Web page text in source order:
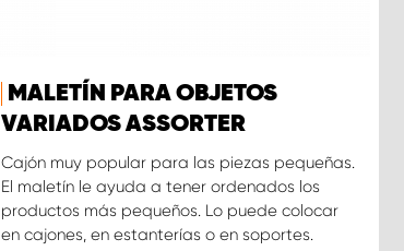
MALETÍN PARA OBJETOS
VARIADOS ASSORTER
Cajón muy popular para las piezas pequeñas.
El maletín le ayuda a tener ordenados los
productos más pequeños. Lo puede colocar
en cajones, en estanterías o en soportes.